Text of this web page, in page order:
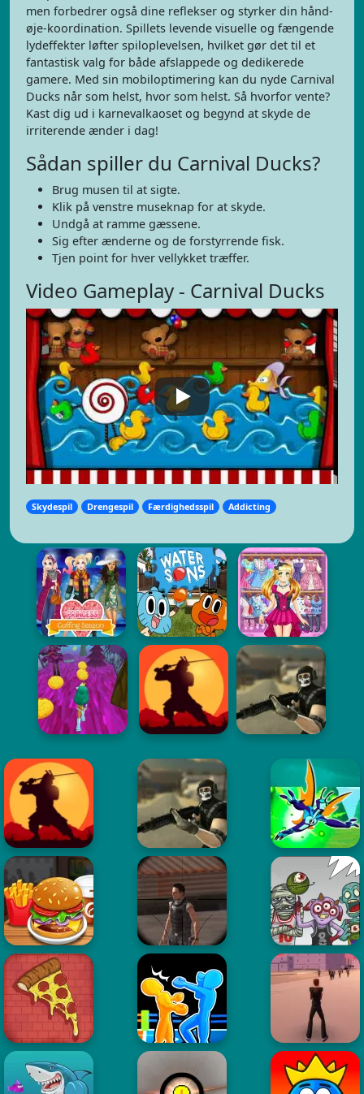
men forbedrer også dine reflekser og styrker din hånd-
øje-koordination. Spillets levende visuelle og fængende
lydeffekter løfter spiloplevelsen, hvilket gør det til et
fantastisk valg for både afslappede og dedikerede
gamere. Med sin mobiloptimering kan du nyde Carnival
Ducks når som helst, hvor som helst. Så hvorfor vente?
Kast dig ud i karnevalkaoset og begynd at skyde de
irriterende ænder i dag!
Sådan spiller du Carnival Ducks?
Brug musen til at sigte.
Klik på venstre museknap for at skyde.
Undgå at ramme gæssene.
Sig efter ænderne og de forstyrrende fisk.
Tjen point for hver vellykket træffer.
Video Gameplay - Carnival Ducks
Skydespil Drengespil Færdighedsspil Addicting